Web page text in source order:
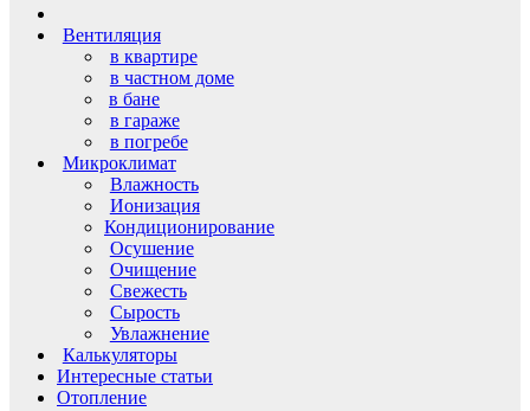
Вентиляция
в квартире
в частном доме
в бане
в гараже
в погребе
Микроклимат
Влажность
Ионизация
Кондиционирование
Осушение
Очищение
Свежесть
Сырость
Увлажнение
Калькуляторы
Интересные статьи
Отопление